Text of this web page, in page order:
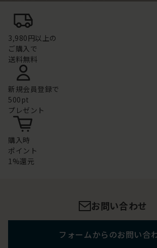
3,980円以上の
ご購入で
送料無料
新規会員登録で
500pt
プレゼント
購入時
ポイント
1%還元
お問い合わせ
フォームからのお問い合